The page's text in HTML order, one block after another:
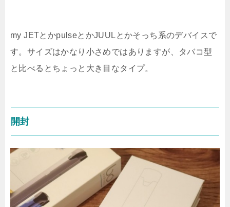
my JETとかpulseとかJUULとかそっち系のデバイスで
す。サイズはかなり小さめではありますが、タバコ型
と比べるとちょっと大き目なタイプ。
開封